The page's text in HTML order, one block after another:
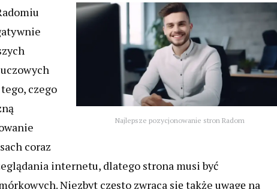
Najlepsze pozycjonowanie stron Radom
czego
coraz
internetu, dlatego strona musi być
Niezbyt często zwraca się także uwagę na